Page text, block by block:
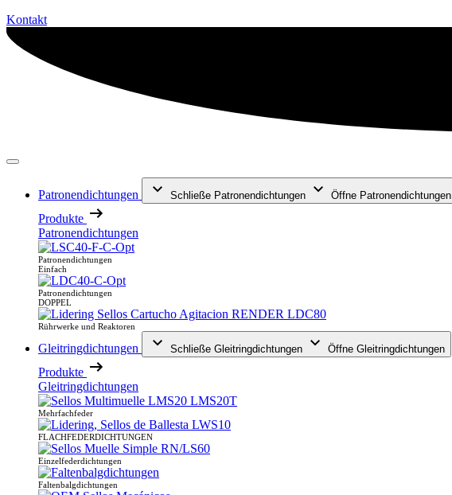
Kontakt
Patronendichtungen Schließe Patronendichtungen Öffne Patronendichtungen
Produkte
Patronendichtungen
Patronendichtungen
Einfach
Patronendichtungen
DOPPEL
Rührwerke und Reaktoren
Gleitringdichtungen Schließe Gleitringdichtungen Öffne Gleitringdichtungen
Produkte
Gleitringdichtungen
Mehrfachfeder
FLACHFEDERDICHTUNGEN
Einzelfederdichtungen
Faltenbalgdichtungen